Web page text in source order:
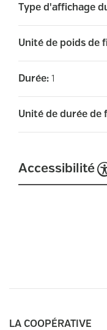
Type d'affichage
Unité de poids de
Durée: 1
Unité de durée de
Accessibilité
Brèves
LA COOPÉRATIVE